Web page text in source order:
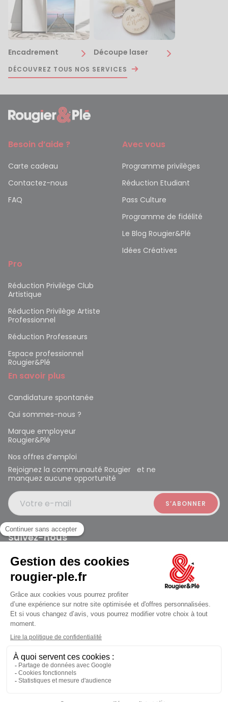
Ferme à 19:30
Encadrement Découpe laser
DÉCOUVREZ TOUS NOS SERVICES
Besoin d’aide ?
Carte cadeau
Contactez-nous
FAQ
Avec vous
Programme privilèges
Réduction Etudiant
Pass Culture
Programme de fidélité
Le Blog Rougier&Plé
Idées Créatives
Pro
Réduction Privilège Club
Artistique
Réduction Privilège Artiste
Professionnel
Réduction Professeurs
Espace professionnel
Rougier&Plé
En savoir plus
Candidature spontanée
Qui sommes-nous ?
Marque employeur
Rougier&Plé
Nos offres d’emploi
Rejoignez la communauté Rougier et ne
manquez aucune opportunité
Votre e-mail
Suivez-nous
Rougier et Plé 2024 Copyright
Mentions légales
Conditions générales des ventes
Données personnelles
Paiement sécurisé